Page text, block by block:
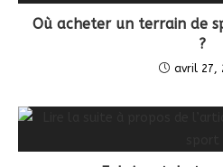
Où acheter un terrain de
?
avril 27,